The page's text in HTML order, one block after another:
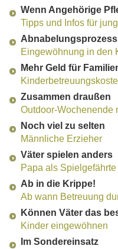
Wenn Angehörige
Tipps und Infos für
Abnabelungsprozess
Eingewöhnung in den
Mehr Geld für
Zusammen draußen
Outdoor-Wochenende
Noch viel zu selten
Männliche Erzieher
Väter spielen anders
Papa als Spielgefährte
Ab in die Krippe!
Ab wann Betreuung
Können Väter das
Kinder eingewöhnen
Im Sondereinsatz